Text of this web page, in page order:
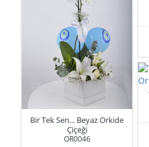
Bir Tek Sen... Beyaz Orkide
Çiçeği
OR0046